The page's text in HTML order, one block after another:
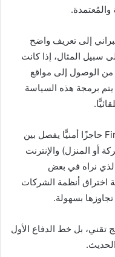
إلى تعريف واضح
سبيل المثال، إذا كانت
الوصول إلى مواقع
يتم برمجة هذه السياسة
في نموذجه البسيط، يمكن اعتبار Firewall حاجزًا أمنيًّا يفصل بين
أو المنزل) والإنترنت
نراه في بعض
اختراق أنظمة الشركات
بسهولة.
تقني، بل خط الدفاع الأول